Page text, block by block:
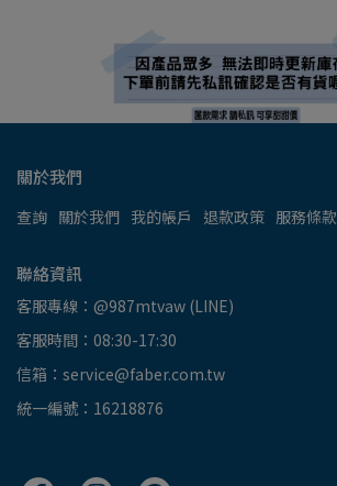
關於我們
查詢 關於我們 我的帳戶 退款政策 服務條款
聯絡資訊
客服專線：@987mtvaw (LINE)
客服時間：08:30-17:30
信箱：service@faber.com.tw
統一編號：16218876